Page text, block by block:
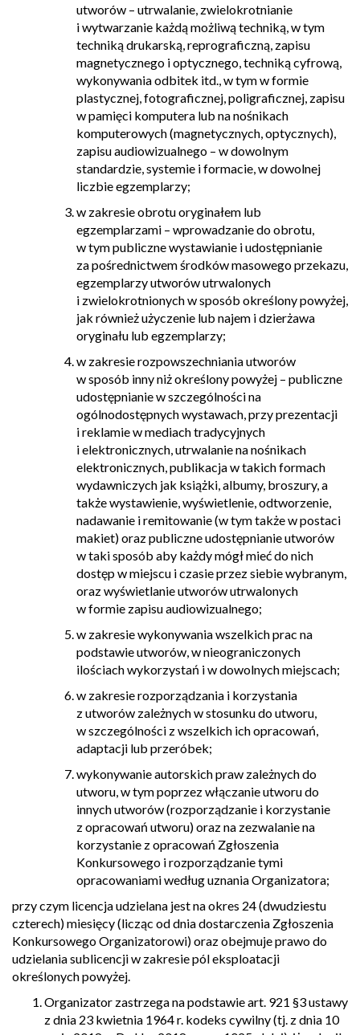
utworów – utrwalanie, zwielokrotnianie
i wytwarzanie każdą możliwą techniką, w tym
techniką drukarską, reprograficzną, zapisu
magnetycznego i optycznego, techniką cyfrową,
wykonywania odbitek itd., w tym w formie
plastycznej, fotograficznej, poligraficznej, zapisu
w pamięci komputera lub na nośnikach
komputerowych (magnetycznych, optycznych),
zapisu audiowizualnego – w dowolnym
standardzie, systemie i formacie, w dowolnej
liczbie egzemplarzy;
w zakresie obrotu oryginałem lub
egzemplarzami – wprowadzanie do obrotu,
w tym publiczne wystawianie i udostępnianie
za pośrednictwem środków masowego przekazu,
egzemplarzy utworów utrwalonych
i zwielokrotnionych w sposób określony powyżej,
jak również użyczenie lub najem i dzierżawa
oryginału lub egzemplarzy;
w zakresie rozpowszechniania utworów
w sposób inny niż określony powyżej – publiczne
udostępnianie w szczególności na
ogólnodostępnych wystawach, przy prezentacji
i reklamie w mediach tradycyjnych
i elektronicznych, utrwalanie na nośnikach
elektronicznych, publikacja w takich formach
wydawniczych jak książki, albumy, broszury, a
także wystawienie, wyświetlenie, odtworzenie,
nadawanie i remitowanie (w tym także w postaci
makiet) oraz publiczne udostępnianie utworów
w taki sposób aby każdy mógł mieć do nich
dostęp w miejscu i czasie przez siebie wybranym,
oraz wyświetlanie utworów utrwalonych
w formie zapisu audiowizualnego;
w zakresie wykonywania wszelkich prac na
podstawie utworów, w nieograniczonych
ilościach wykorzystań i w dowolnych miejscach;
w zakresie rozporządzania i korzystania
z utworów zależnych w stosunku do utworu,
w szczególności z wszelkich ich opracowań,
adaptacji lub przeróbek;
wykonywanie autorskich praw zależnych do
utworu, w tym poprzez włączanie utworu do
innych utworów (rozporządzanie i korzystanie
z opracowań utworu) oraz na zezwalanie na
korzystanie z opracowań Zgłoszenia
Konkursowego i rozporządzanie tymi
opracowaniami według uznania Organizatora;
przy czym licencja udzielana jest na okres 24 (dwudziestu
czterech) miesięcy (licząc od dnia dostarczenia Zgłoszenia
Konkursowego Organizatorowi) oraz obejmuje prawo do
udzielania sublicencji w zakresie pól eksploatacji
określonych powyżej.
Organizator zastrzega na podstawie art. 921 §3 ustawy
z dnia 23 kwietnia 1964 r. kodeks cywilny (tj. z dnia 10